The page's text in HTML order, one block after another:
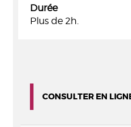
Durée
Plus de 2h.
CONSULTER EN